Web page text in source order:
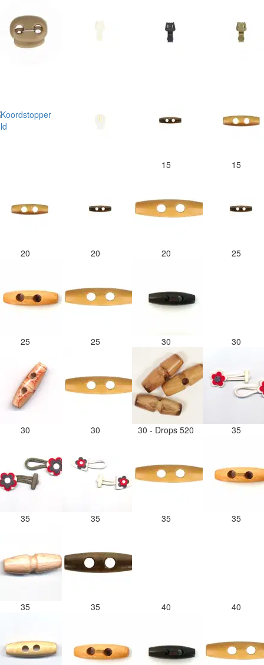
15 15
20 20 20 25
25 25 30 30
30 30 30 - Drops 520 35
35 35 35 35
35 35 40 40